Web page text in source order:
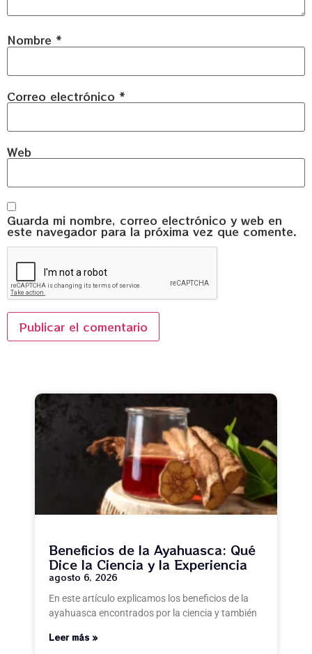
Nombre *
Correo electrónico *
Web
Guarda mi nombre, correo electrónico y web en
este navegador para la próxima vez que comente.
Beneficios de la Ayahuasca: Qué
Dice la Ciencia y la Experiencia
agosto 6, 2026
En este artículo explicamos los beneficios de la
ayahuasca encontrados por la ciencia y también
Leer más »